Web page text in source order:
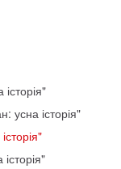
усна історія"